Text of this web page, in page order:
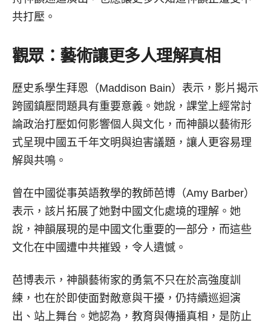
共打壓。
觀眾：藝術讓更多人理解真相
歷史系學生拜恩（Maddison Bain）表示，影片揭示
跨國鎮壓問題具有重要意義。她說，課堂上經常討
論政治打壓如何影響個人與文化，而神韻以藝術形
式呈現中國五千年文明與迫害議題，讓人更容易理
解與共鳴。
曾在中國從事英語教學的教師芭博（Amy Barber）
表示，該片拓展了她對中國文化處境的理解。她
說，神韻展現的是中國文化重要的一部分，而這些
文化在中國遭中共摧毀，令人遺憾。
芭博表示，神韻藝術家的勇氣不只在於高強度訓
練，也在於即使面對敵意與干擾，仍持續巡迴演
出、站上舞台。她認為，教育與傳播真相，是防止